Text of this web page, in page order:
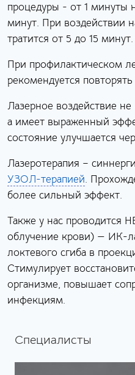
процедуры - от 1 минуты
минут. При воздействии
тратится от 5 до 15 минут.
При профилактическом
рекомендуется повторять
Лазерное воздействие
а имеет выраженный
состояние улучшается
Лазеротерапия –
УЗОЛ-терапией.
более сильный эффект.
Также у нас проводится
облучение крови) — ИК-
локтевого сгиба в
Стимулирует
организме, повышает
инфекциям.
Специалисты